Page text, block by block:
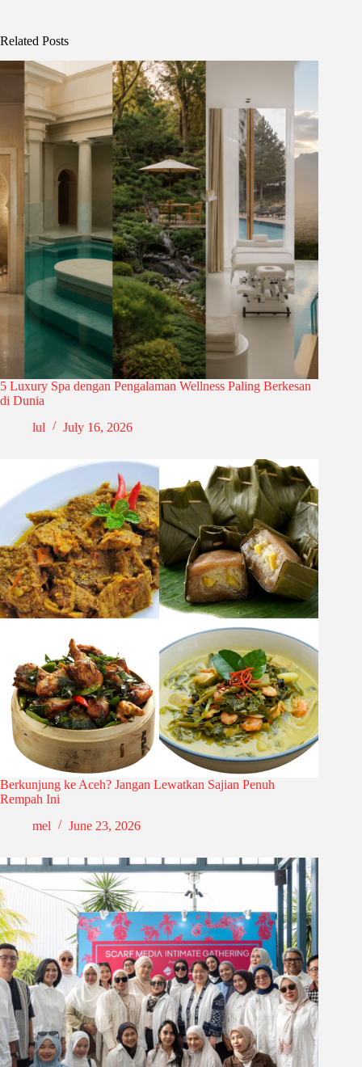
Related Posts
5 Luxury Spa dengan Pengalaman Wellness Paling Berkesan
di Dunia
lul
July 16, 2026
Berkunjung ke Aceh? Jangan Lewatkan Sajian Penuh
Rempah Ini
mel
June 23, 2026